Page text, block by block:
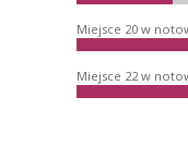
Miejsce 20 w
Miejsce 22 w